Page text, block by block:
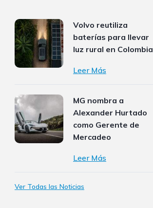
Volvo reutiliza
baterías para llevar
luz rural en Colombia
Leer Más
MG nombra a
Alexander Hurtado
como Gerente de
Mercadeo
Leer Más
Ver Todas las Noticias